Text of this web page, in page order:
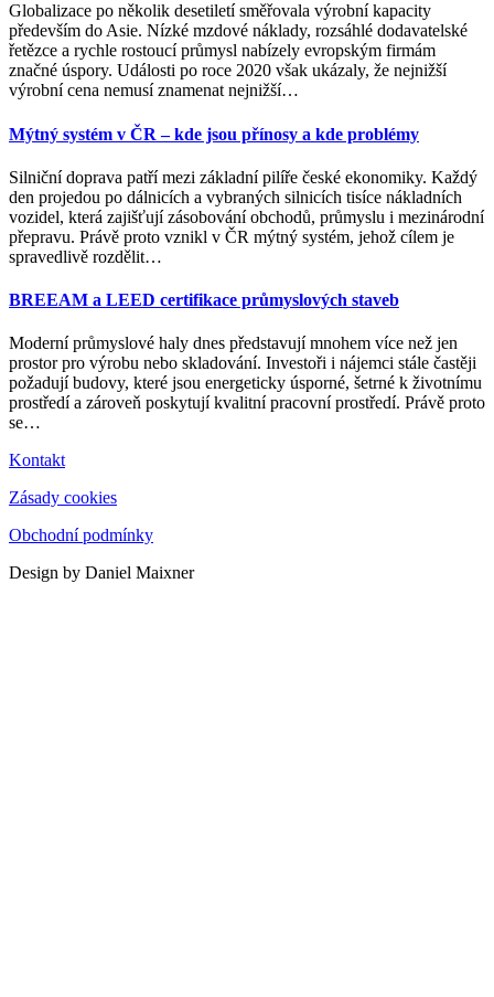
Globalizace po několik desetiletí směřovala výrobní kapacity
především do Asie. Nízké mzdové náklady, rozsáhlé dodavatelské
řetězce a rychle rostoucí průmysl nabízely evropským firmám
značné úspory. Události po roce 2020 však ukázaly, že nejnižší
výrobní cena nemusí znamenat nejnižší…
Mýtný systém v ČR – kde jsou přínosy a kde problémy
Silniční doprava patří mezi základní pilíře české ekonomiky. Každý
den projedou po dálnicích a vybraných silnicích tisíce nákladních
vozidel, která zajišťují zásobování obchodů, průmyslu i mezinárodní
přepravu. Právě proto vznikl v ČR mýtný systém, jehož cílem je
spravedlivě rozdělit…
BREEAM a LEED certifikace průmyslových staveb
Moderní průmyslové haly dnes představují mnohem více než jen
prostor pro výrobu nebo skladování. Investoři i nájemci stále častěji
požadují budovy, které jsou energeticky úsporné, šetrné k životnímu
prostředí a zároveň poskytují kvalitní pracovní prostředí. Právě proto
se…
Kontakt
Zásady cookies
Obchodní podmínky
Design by Daniel Maixner